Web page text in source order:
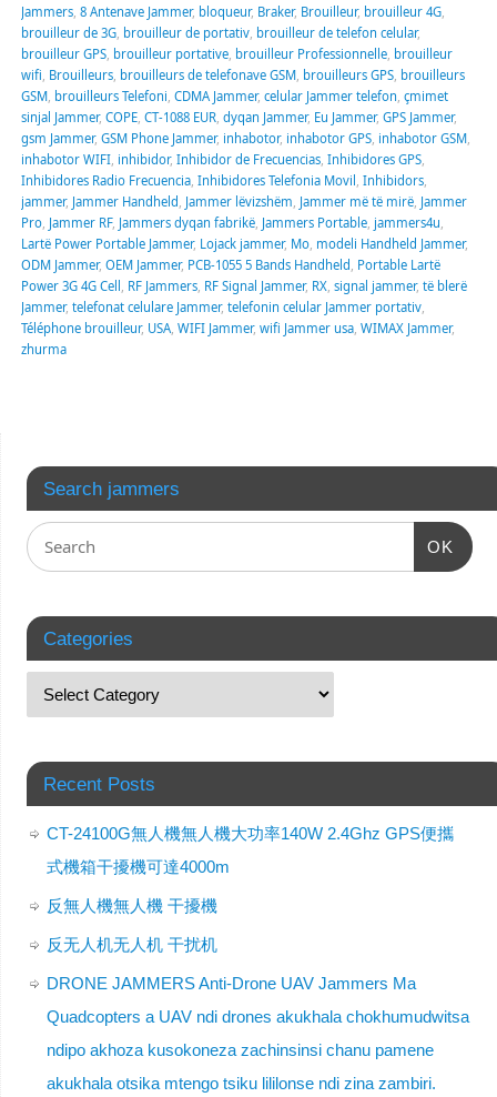
Jammers, 8 Antenave Jammer, bloqueur, Braker, Brouilleur, brouilleur 4G,
brouilleur de 3G, brouilleur de portativ, brouilleur de telefon celular,
brouilleur GPS, brouilleur portative, brouilleur Professionnelle, brouilleur
wifi Brouilleurs, brouilleurs de telefonave GSM, brouilleurs GPS, brouilleurs
GSM, brouilleurs Telefoni CDMA Jammer, celular Jammer telefon çmimet
sinjal Jammer, COPE, CT-1088 EUR, dyqan Jammer, Eu Jammer, GPS Jammer,
gsm Jammer, GSM Phone Jammer, inhabotor, inhabotor GPS, inhabotor GSM,
inhabotor WIFI, inhibidor, Inhibidor de Frecuencias, Inhibidores GPS,
Inhibidores Radio Frecuencia, Inhibidores Telefonia Movil Inhibidors,
jammer, Jammer Handheld Jammer lëvizshëm Jammer më të mirë, Jammer
Pro, Jammer RF, Jammers dyqan fabrikë, Jammers Portable, jammers4u
Lartë Power Portable Jammer, Lojack jammer, Mo, modeli Handheld Jammer,
ODM Jammer, OEM Jammer, PCB-1055 5 Bands Handheld Portable Lartë
Power 3G 4G Cell RF Jammers, RF Signal Jammer, RX, signal jammer, të blerë
Jammer, telefonat celulare Jammer, telefonin celular Jammer portativ,
Téléphone brouilleur, USA, WIFI Jammer, wifi Jammer usa, WIMAX Jammer,
zhurma
Search jammers
OK
Categories
Recent Posts
CT-24100G無人機無人機大功率140W 2.4Ghz GPS便攜
式機箱干擾機可達4000m
反無人機無人機 干擾機
反无人机无人机 干扰机
DRONE JAMMERS Anti-Drone UAV Jammers Ma
Quadcopters a UAV ndi drones akukhala chokhumudwitsa
ndipo akhoza kusokoneza zachinsinsi chanu pamene
akukhala otsika mtengo tsiku lililonse ndi zina zambiri.